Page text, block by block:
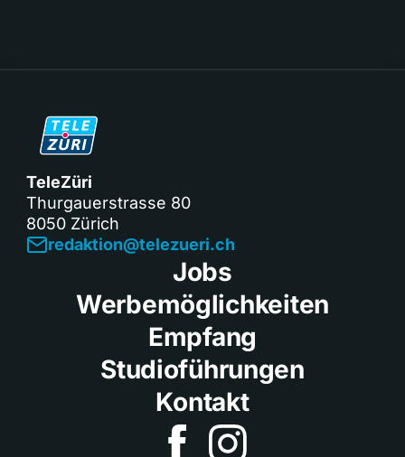
TeleZüri
Thurgauerstrasse 80
8050 Zürich
redaktion@telezueri.ch
Jobs
Werbemöglichkeiten
Empfang
Studioführungen
Kontakt